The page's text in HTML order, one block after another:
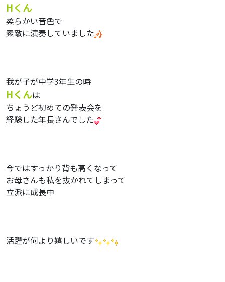
Hくん
柔らかい音色で
素敵に演奏していました
我が子が中学3年生の時
Hくんは
ちょうど初めての発表会を
経験した年長さんでした
今ではすっかり背も高くなって
お母さんも私を抜かれてしまって
立派に成長中
活躍が何より嬉しいです